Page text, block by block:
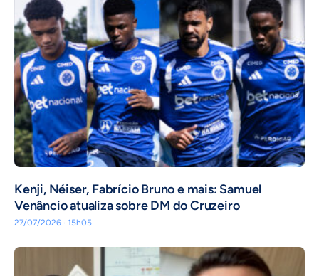
Kenji, Néiser, Fabrício Bruno e mais: Samuel
Venâncio atualiza sobre DM do Cruzeiro
27/07/2026 · 15h05